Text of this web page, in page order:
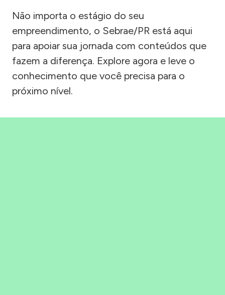
Não importa o estágio do seu
empreendimento, o Sebrae/PR está aqui
para apoiar sua jornada com conteúdos que
fazem a diferença. Explore agora e leve o
conhecimento que você precisa para o
próximo nível.